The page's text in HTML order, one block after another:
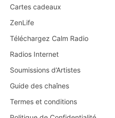
Cartes cadeaux
ZenLife
Téléchargez Calm Radio
Radios Internet
Soumissions d’Artistes
Guide des chaînes
Termes et conditions